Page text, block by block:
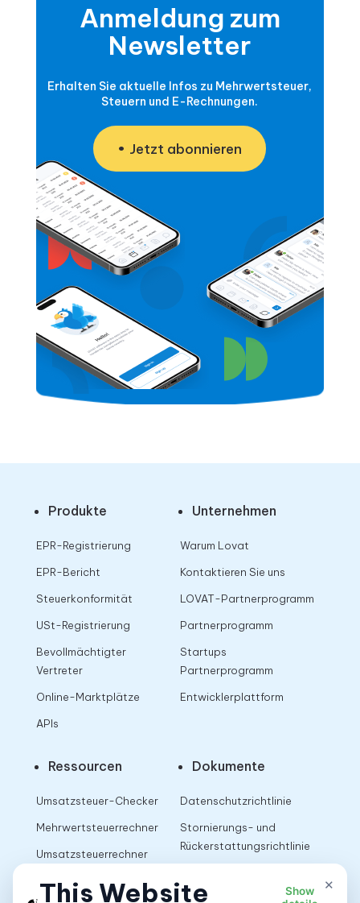
Anmeldung zum
Newsletter
Erhalten Sie aktuelle Infos zu Mehrwertsteuer,
Steuern und E-Rechnungen.
Jetzt abonnieren
Produkte
EPR-Registrierung
EPR-Bericht
Steuerkonformität
USt-Registrierung
Bevollmächtigter
Vertreter
Online-Marktplätze
APIs
Unternehmen
Warum Lovat
Kontaktieren Sie uns
LOVAT-Partnerprogramm
Partnerprogramm
Startups
Partnerprogramm
Entwicklerplattform
Ressourcen
Umsatzsteuer-Checker
Mehrwertsteuerrechner
Umsatzsteuerrechner
Dokumente
Datenschutzrichtlinie
Stornierungs- und
Rückerstattungsrichtlinie
×
This Website
Show